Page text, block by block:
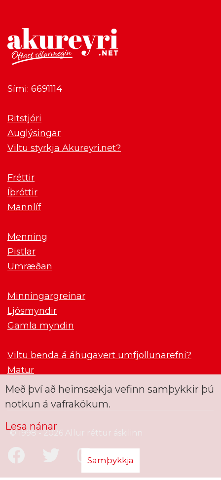
Sími: 6691114
Ritstjóri
Auglýsingar
Viltu styrkja Akureyri.net?
Fréttir
Íþróttir
Mannlíf
Menning
Pistlar
Umræðan
Minningargreinar
Ljósmyndir
Gamla myndin
Viltu benda á áhugavert umfjöllunarefni?
Matur
© 1998 - 2026 Allur réttur áskilinn
Með því að heimsækja vefinn samþykkir þú
notkun á vafrakökum.
Lesa nánar
Samþykkja